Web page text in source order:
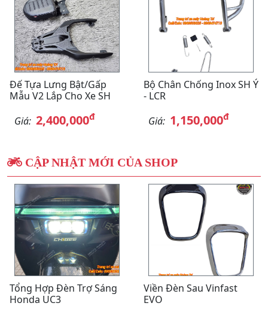
Đế Tựa Lưng Bật/gấp
Mẫu V2 Lắp Cho Xe SH
Giá: 2,400,000đ
Bộ Chân Chống Inox SH Ý
- LCR
Giá: 1,150,000đ
CẬP NHẬT MỚI CỦA SHOP
Tổng Hợp Đèn Trợ Sáng
Honda UC3
Viền Đèn Sau Vinfast
EVO